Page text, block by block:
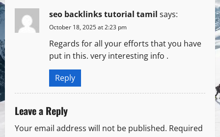
seo backlinks tutorial tamil says:
October 18, 2025 at 2:23 pm
Regards for all your efforts that you have
put in this. very interesting info .
Reply
Leave a Reply
Your email address will not be published. Required